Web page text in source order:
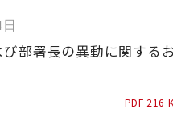
部署長の異動に関する
PDF 216